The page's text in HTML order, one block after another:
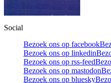
Social
Bezoek ons op facebook
Bezoek ons op linkedin
Bezoek ons op rss-feed
Bezoek ons op mastodon
Bezoek ons op bluesky